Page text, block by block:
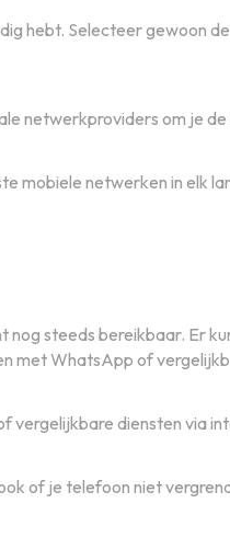
hebt. Selecteer gewoon
netwerkproviders om je
netwerken in elk
steeds bereikbaar. Er
met WhatsApp of
vergelijkbare diensten via
of je telefoon niet